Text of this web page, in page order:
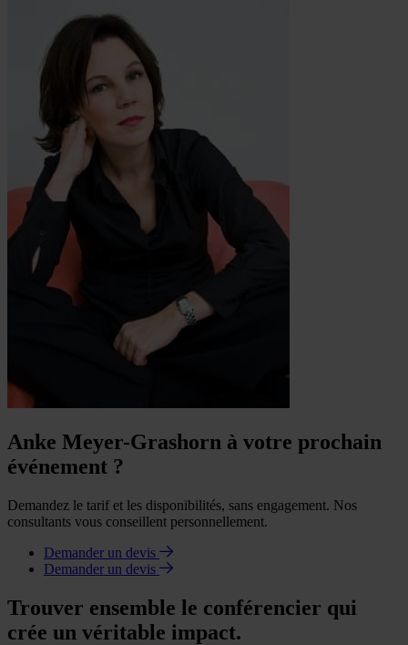
Anke Meyer-Grashorn à votre prochain
événement ?
Demandez le tarif et les disponibilités, sans engagement. Nos
consultants vous conseillent personnellement.
Demander un devis
Demander un devis
Trouver ensemble le conférencier qui
crée un véritable impact.